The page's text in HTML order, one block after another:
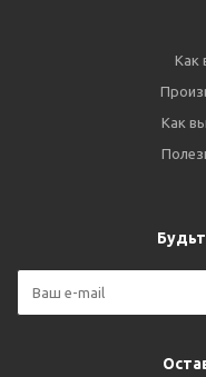
Как
Как